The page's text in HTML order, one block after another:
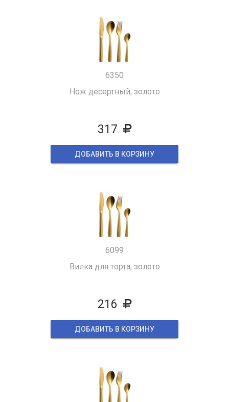
6350
Нож десертный, золото
317
ДОБАВИТЬ В КОРЗИНУ
6099
Вилка для торта, золото
216
ДОБАВИТЬ В КОРЗИНУ